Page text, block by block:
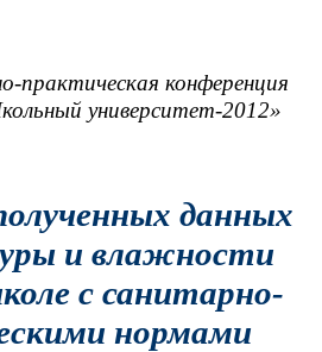
практическая конференция
университет-2012»
данных
и влажности
с санитарно-
нормами